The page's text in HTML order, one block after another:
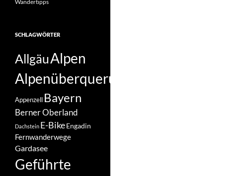
Wandertipps
SCHLAGWÖRTER
AllgäuAlpen
Alpenüberquerungen
Appenzell Bayern
Berner Oberland
Dachstein E-BikeEngadin
Fernwanderwege
Gardasee
Geführte